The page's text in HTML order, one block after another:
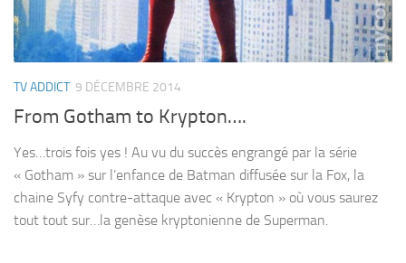
TV ADDICT 9 DÉCEMBRE 2014
From Gotham to Krypton….
Yes…trois fois yes ! Au vu du succès engrangé par la série
« Gotham » sur l’enfance de Batman diffusée sur la Fox, la
chaine Syfy contre-attaque avec « Krypton » où vous saurez
tout tout sur…la genèse kryptonienne de Superman.